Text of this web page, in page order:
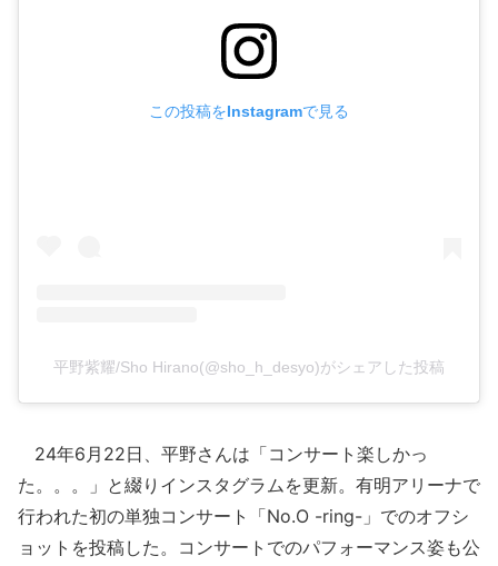
この投稿をInstagramで見る
平野紫耀/Sho Hirano(@sho_h_desyo)がシェアした投稿
24年6月22日、平野さんは「コンサート楽しかっ
た。。。」と綴りインスタグラムを更新。有明アリーナで
行われた初の単独コンサート「No.O -ring-」でのオフシ
ョットを投稿した。コンサートでのパフォーマンス姿も公